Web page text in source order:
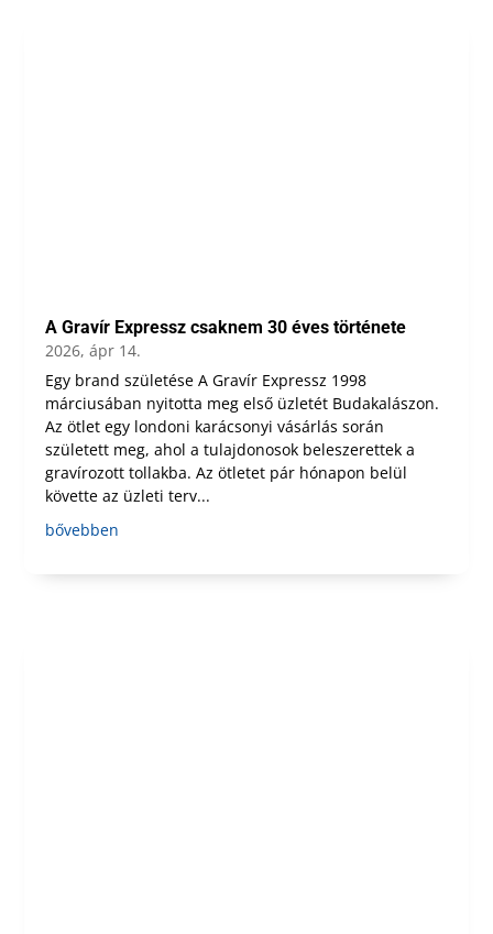
A Gravír Expressz csaknem 30 éves története
2026, ápr 14.
Egy brand születése A Gravír Expressz 1998
márciusában nyitotta meg első üzletét Budakalászon.
Az ötlet egy londoni karácsonyi vásárlás során
született meg, ahol a tulajdonosok beleszerettek a
gravírozott tollakba. Az ötletet pár hónapon belül
követte az üzleti terv...
bővebben